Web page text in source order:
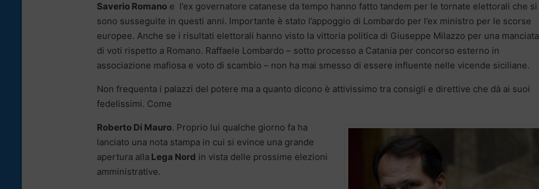
Saverio Romano e l’ex governatore catanese da tempo hanno fatto tandem per le tornate elettorali che si
sono susseguite in questi anni. Importante è stato l’appoggio di Lombardo per l’ex ministro per le scorse
europee. Anche se i risultati elettorali hanno visto la vittoria politica di Giuseppe Milazzo per una manciata
di voti rispetto a Romano. Raffaele Lombardo – sotto processo a Catania per concorso esterno in
associazione mafiosa e voto di scambio – non ha mai smesso di essere influente nelle vicende siciliane.
Non frequenta i palazzi del potere ma a quanto dicono è attivissimo tra consigli e direttive che dà ai suoi
fedelissimi. Come
Roberto Di Mauro. Proprio lui qualche giorno fa ha
lanciato una nota stampa in cui si evince una grande
apertura alla Lega Nord in vista delle prossime elezioni
amministrative.